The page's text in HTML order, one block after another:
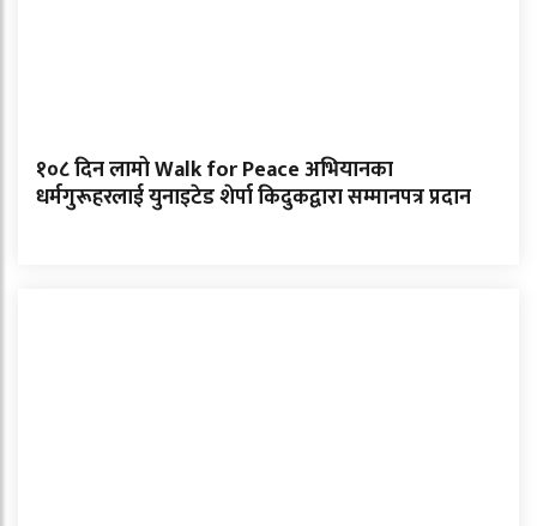
१०८ दिन लामो Walk for Peace अभियानका
धर्मगुरूहरलाई युनाइटेड शेर्पा किदुकद्वारा सम्मानपत्र प्रदान